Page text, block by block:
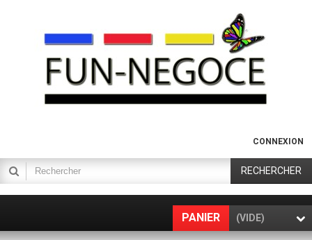
CONNEXION
RECHERCHER
PANIER (VIDE)